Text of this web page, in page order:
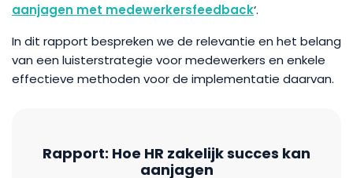
aanjagen met medewerkersfeedback‘.
In dit rapport bespreken we de relevantie en het belang
van een luisterstrategie voor medewerkers en enkele
effectieve methoden voor de implementatie daarvan.
Rapport: Hoe HR zakelijk succes kan
aanjagen